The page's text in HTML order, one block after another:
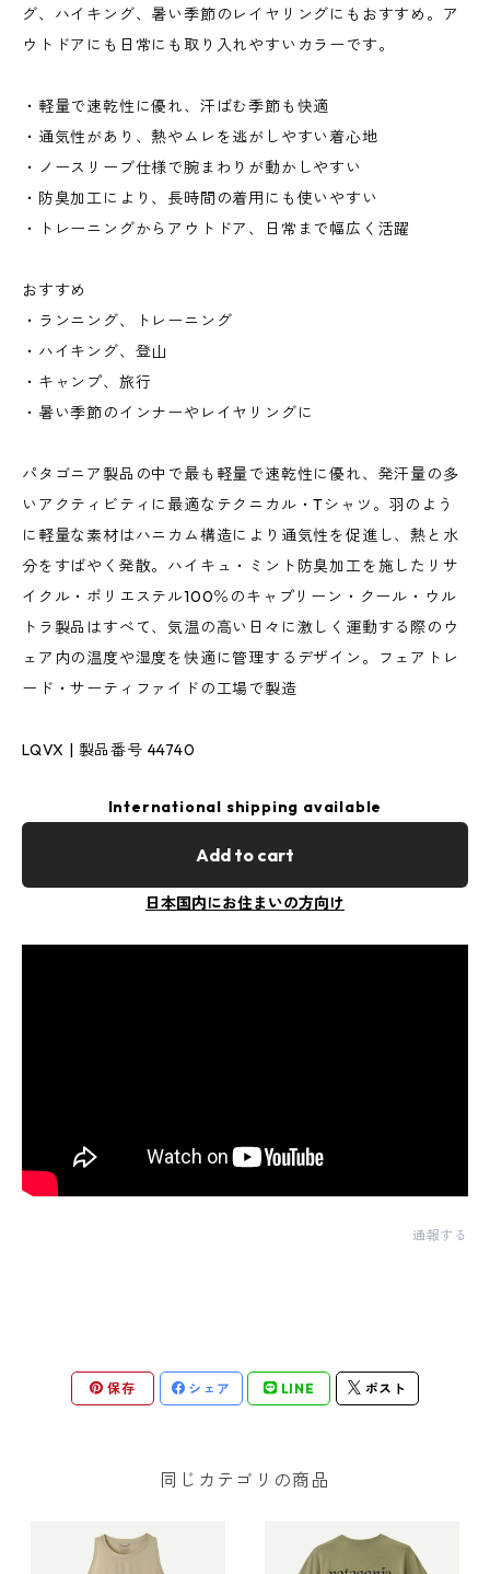
グ、ハイキング、暑い季節のレイヤリングにもおすすめ。ア
ウトドアにも日常にも取り入れやすいカラーです。
・軽量で速乾性に優れ、汗ばむ季節も快適
・通気性があり、熱やムレを逃がしやすい着心地
・ノースリーブ仕様で腕まわりが動かしやすい
・防臭加工により、長時間の着用にも使いやすい
・トレーニングからアウトドア、日常まで幅広く活躍
おすすめ
・ランニング、トレーニング
・ハイキング、登山
・キャンプ、旅行
・暑い季節のインナーやレイヤリングに
パタゴニア製品の中で最も軽量で速乾性に優れ、発汗量の多
いアクティビティに最適なテクニカル・Tシャツ。羽のよう
に軽量な素材はハニカム構造により通気性を促進し、熱と水
分をすばやく発散。ハイキュ・ミント防臭加工を施したリサ
イクル・ポリエステル100％のキャプリーン・クール・ウル
トラ製品はすべて、気温の高い日々に激しく運動する際のウ
ェア内の温度や湿度を快適に管理するデザイン。フェアトレ
ード・サーティファイドの工場で製造
LQVX | 製品番号 44740
International shipping available
Add to cart
日本国内にお住まいの方向け
通報する
保存 シェア LINE ポスト
同じカテゴリの商品